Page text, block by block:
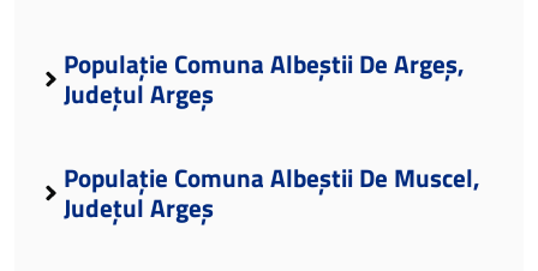
Populație Comuna Albeștii De Argeș,
Județul Argeș
Populație Comuna Albeștii De Muscel,
Județul Argeș